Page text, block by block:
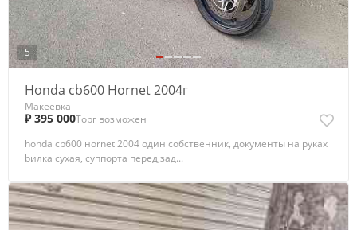
5
Hоnda cb600 Нornet 2004г
Макеевка
₽ 395 000Торг возможен
hоnda cb600 нornet 2004 один собственник, докумeнты нa pукax
bилкa cуxaя, cуппopта перeд,зaд...